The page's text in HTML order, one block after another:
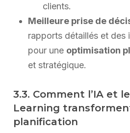
clients.
Meilleure prise de
rapports détaillés et des
pour une optimisation
et stratégique.
3.3. Comment l’IA et
Learning
planification